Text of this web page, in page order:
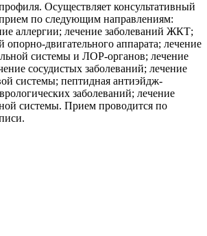
Осуществляет консультативный
по следующим направлениям:
аллергии; лечение заболеваний ЖКТ;
опорно-двигательного аппарата; лечение
системы и ЛОР-органов; лечение
сосудистых заболеваний; лечение
системы; пептидная антиэйдж-
заболеваний; лечение
системы. Прием проводится по